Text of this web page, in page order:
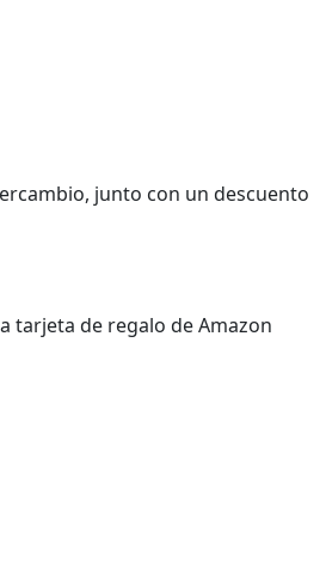
junto con un descuento
tarjeta de regalo de Amazon